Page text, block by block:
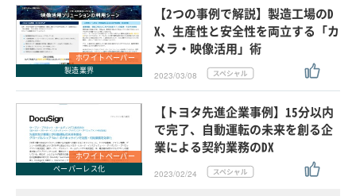
ホワイトペーパー
製造業界
【2つの事例で解説】製造工場のD
X、生産性と安全性を両立する「カ
メラ・映像活用」術
2023/03/08
ホワイトペーパー
ペーパーレス化
【トヨタ先進企業事例】15分以内
で完了、自動運転の未来を創る企
業による契約業務のDX
2023/02/24